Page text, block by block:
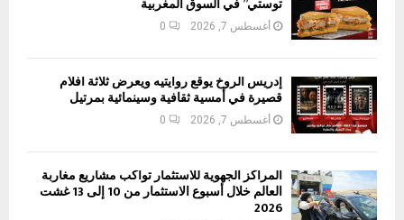
أغسطس 7, 2026 0
إدريس الروخ يوقع روايتيه ويعرض ثلاثة أفلام
قصيرة في أمسية ثقافية وسينمائية بمرتيل
أغسطس 7, 2026 0
المراكز الجهوية للاستثمار تواكب مشاريع مغاربة
العالم خلال أسبوع الاستثمار من 10 إلى 13 غشت
2026